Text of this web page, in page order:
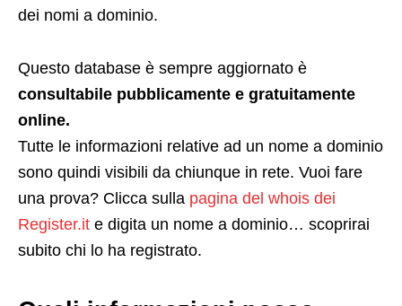
dei nomi a dominio.
Questo database è sempre aggiornato è
consultabile pubblicamente e gratuitamente
online.
Tutte le informazioni relative ad un nome a dominio
sono quindi visibili da chiunque in rete. Vuoi fare
una prova? Clicca sulla pagina del whois dei
Register.it e digita un nome a dominio… scoprirai
subito chi lo ha registrato.